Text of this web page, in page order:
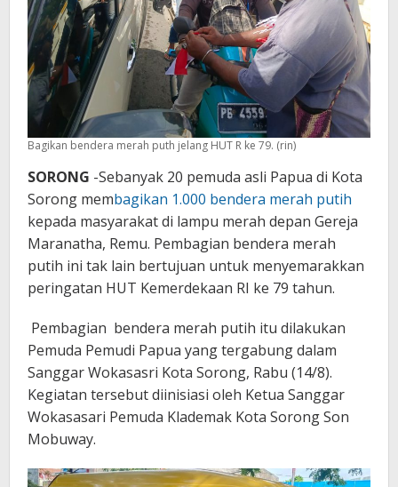
Bagikan bendera merah puth jelang HUT R ke 79. (rin)
SORONG -Sebanyak 20 pemuda asli Papua di Kota
Sorong membagikan 1.000 bendera merah putih
kepada masyarakat di lampu merah depan Gereja
Maranatha, Remu. Pembagian bendera merah
putih ini tak lain bertujuan untuk menyemarakkan
peringatan HUT Kemerdekaan RI ke 79 tahun.
Pembagian bendera merah putih itu dilakukan
Pemuda Pemudi Papua yang tergabung dalam
Sanggar Wokasasri Kota Sorong, Rabu (14/8).
Kegiatan tersebut diinisiasi oleh Ketua Sanggar
Wokasasari Pemuda Klademak Kota Sorong Son
Mobuway.